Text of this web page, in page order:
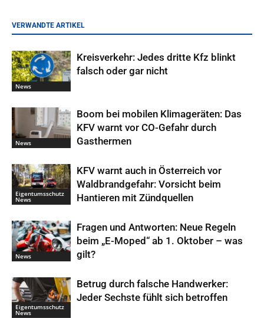
VERWANDTE ARTIKEL
News
Kreisverkehr: Jedes dritte Kfz blinkt
falsch oder gar nicht
News
Boom bei mobilen Klimageräten: Das
KFV warnt vor CO-Gefahr durch
Gasthermen
Eigentumsschutz
News
KFV warnt auch in Österreich vor
Waldbrandgefahr: Vorsicht beim
Hantieren mit Zündquellen
News
Fragen und Antworten: Neue Regeln
beim „E-Moped“ ab 1. Oktober – was
gilt?
Eigentumsschutz
News
Betrug durch falsche Handwerker:
Jeder Sechste fühlt sich betroffen